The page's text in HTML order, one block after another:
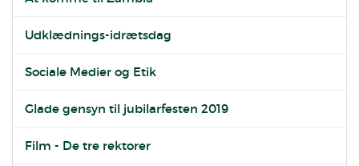
Udklædnings-idrætsdag
Sociale Medier og Etik
Glade gensyn til jubilarfesten 2019
Film - De tre rektorer